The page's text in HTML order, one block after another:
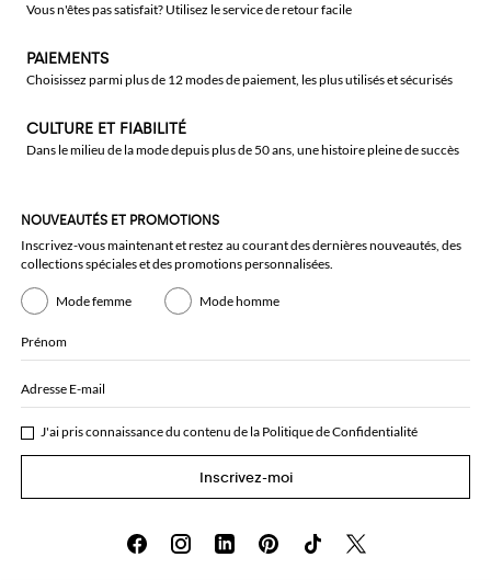
Vous n'êtes pas satisfait? Utilisez le service de retour facile
PAIEMENTS
Choisissez parmi plus de 12 modes de paiement, les plus utilisés et sécurisés
CULTURE ET FIABILITÉ
Dans le milieu de la mode depuis plus de 50 ans, une histoire pleine de succès
NOUVEAUTÉS ET PROMOTIONS
Inscrivez-vous maintenant et restez au courant des dernières nouveautés, des
collections spéciales et des promotions personnalisées.
Mode femme Mode homme
Prénom
Adresse E-mail
J'ai pris connaissance du contenu de la Politique de Confidentialité
Inscrivez-moi